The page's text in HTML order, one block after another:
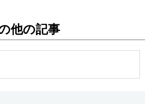
他の記事